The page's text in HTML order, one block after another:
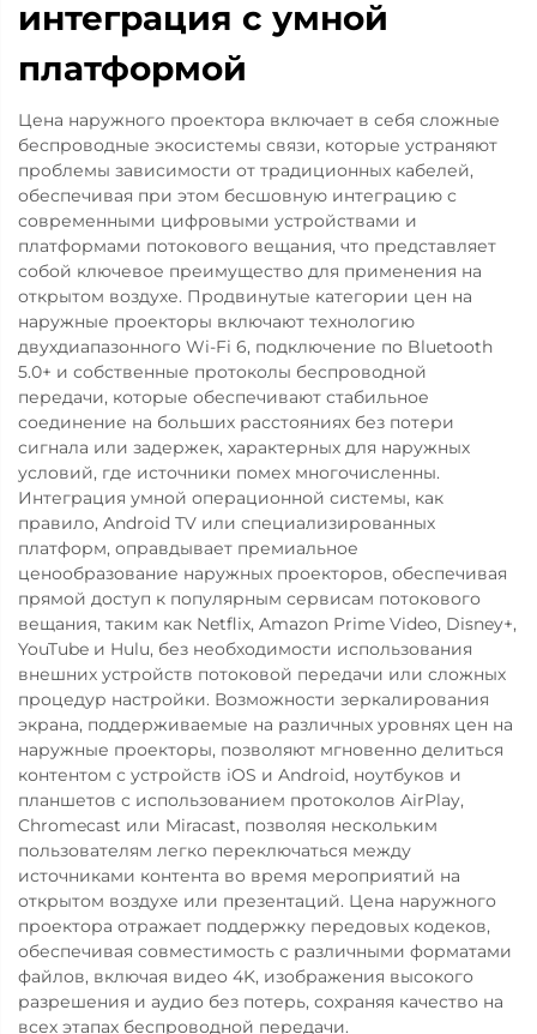
интеграция с умной
платформой
Цена наружного проектора включает в себя сложные
беспроводные экосистемы связи, которые устраняют
проблемы зависимости от традиционных кабелей,
обеспечивая при этом бесшовную интеграцию с
современными цифровыми устройствами и
платформами потокового вещания, что представляет
собой ключевое преимущество для применения на
открытом воздухе. Продвинутые категории цен на
наружные проекторы включают технологию
двухдиапазонного Wi-Fi 6, подключение по Bluetooth
5.0+ и собственные протоколы беспроводной
передачи, которые обеспечивают стабильное
соединение на больших расстояниях без потери
сигнала или задержек, характерных для наружных
условий, где источники помех многочисленны.
Интеграция умной операционной системы, как
правило, Android TV или специализированных
платформ, оправдывает премиальное
ценообразование наружных проекторов, обеспечивая
прямой доступ к популярным сервисам потокового
вещания, таким как Netflix, Amazon Prime Video, Disney+,
YouTube и Hulu, без необходимости использования
внешних устройств потоковой передачи или сложных
процедур настройки. Возможности зеркалирования
экрана, поддерживаемые на различных уровнях цен на
наружные проекторы, позволяют мгновенно делиться
контентом с устройств iOS и Android, ноутбуков и
планшетов с использованием протоколов AirPlay,
Chromecast или Miracast, позволяя нескольким
пользователям легко переключаться между
источниками контента во время мероприятий на
открытом воздухе или презентаций. Цена наружного
проектора отражает поддержку передовых кодеков,
обеспечивая совместимость с различными форматами
файлов, включая видео 4K, изображения высокого
разрешения и аудио без потерь, сохраняя качество на
всех этапах беспроводной передачи.